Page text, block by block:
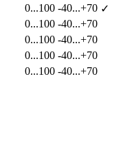
0...100 -40...+70 ✓
0...100 -40...+70
0...100 -40...+70
0...100 -40...+70
0...100 -40...+70